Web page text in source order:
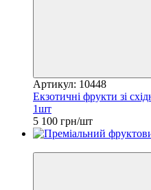
Артикул: 10448
Екзотичні фрукти зі
1шт
5 100 грн/шт